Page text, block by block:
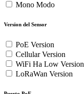
Mono Modo
Version del Sensor
PoE Version
Cellular Version
WiFi Ha Low Version
LoRaWan Version